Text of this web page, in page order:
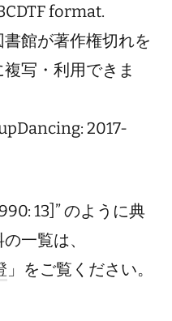
format.
書館が著作権切れを
写・利用できま
2017-
13]” のように典
一覧は、
」をご覧ください。